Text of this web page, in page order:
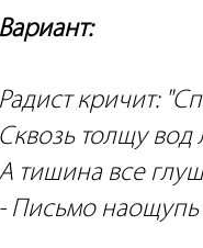
Вариант:
Радист кричит:
Сквозь толщу вод
А тишина все
- Письмо наощупь